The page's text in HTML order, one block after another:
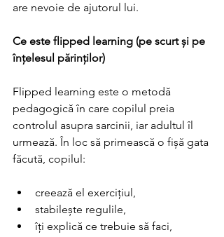
are nevoie de ajutorul lui.
Ce este flipped learning (pe scurt și pe
înțelesul părinților)
Flipped learning este o metodă
pedagogică în care copilul preia
controlul asupra sarcinii, iar adultul îl
urmează. În loc să primească o fișă gata
făcută, copilul:
creează el exercițiul,
stabilește regulile,
îți explică ce trebuie să faci,